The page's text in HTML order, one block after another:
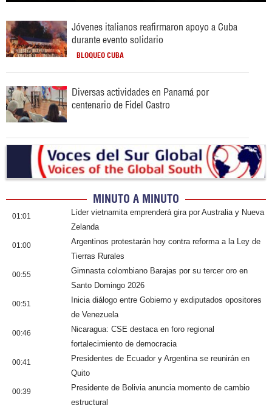
Jóvenes italianos reafirmaron apoyo a Cuba
durante evento solidario
BLOQUEO CUBA
Diversas actividades en Panamá por
centenario de Fidel Castro
MINUTO A MINUTO
01:01
Líder vietnamita emprenderá gira por Australia y Nueva
Zelanda
01:00
Argentinos protestarán hoy contra reforma a la Ley de
Tierras Rurales
00:55
Gimnasta colombiano Barajas por su tercer oro en
Santo Domingo 2026
00:51
Inicia diálogo entre Gobierno y exdiputados opositores
de Venezuela
00:46
Nicaragua: CSE destaca en foro regional
fortalecimiento de democracia
00:41
Presidentes de Ecuador y Argentina se reunirán en
Quito
00:39
Presidente de Bolivia anuncia momento de cambio
estructural